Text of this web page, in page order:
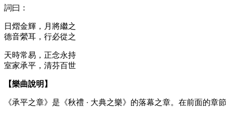
詞曰：
日熠金輝，月將繼之
德音縈耳，行必從之
天時常易，正念永持
室家承平，清芬百世
【樂曲說明】
《承平之章》是《秋禮 · 大典之樂》的落幕之章。在前面的